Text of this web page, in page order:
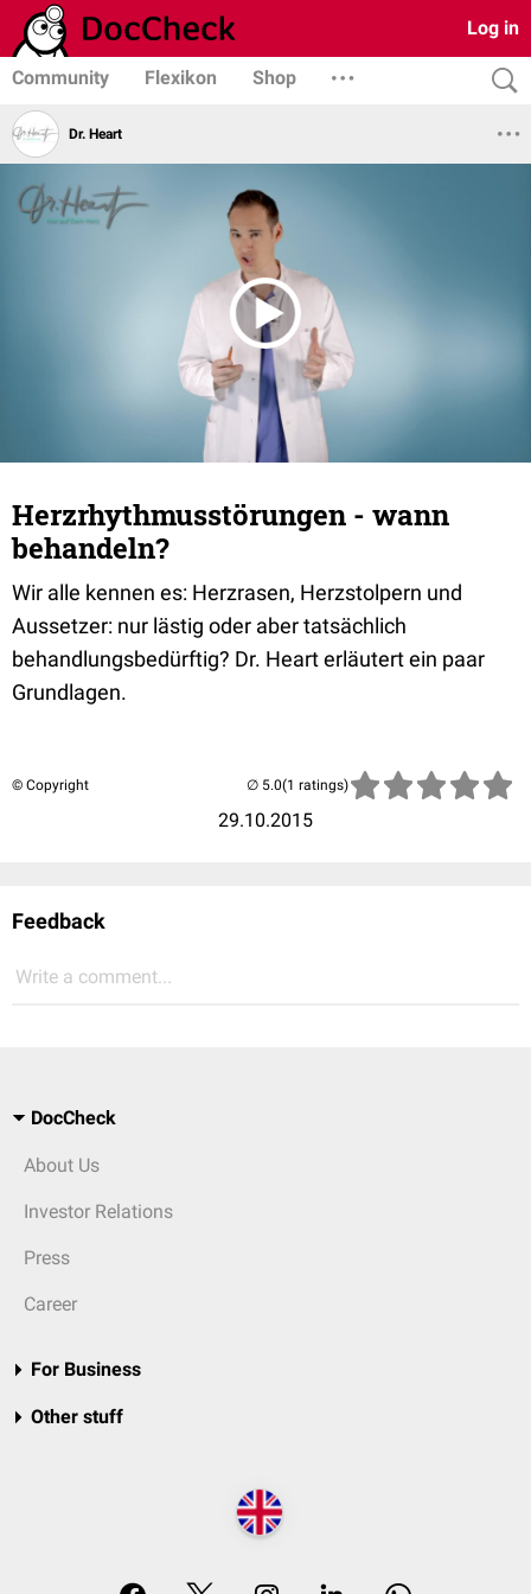
Log in
Community Flexikon Shop
Dr. Heart
Herzrhythmusstörungen - wann
behandeln?
Wir alle kennen es: Herzrasen, Herzstolpern und
Aussetzer: nur lästig oder aber tatsächlich
behandlungsbedürftig? Dr. Heart erläutert ein paar
Grundlagen.
© Copyright
29.10.2015
(1 ratings)
Feedback
Write a comment...
DocCheck
About Us
Investor Relations
Press
Career
For Business
Other stuff